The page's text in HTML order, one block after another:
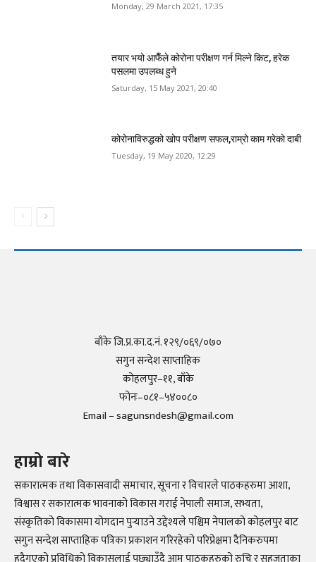
Monday, 29 March 2021, 17:35
तयार भयो आफैँले कोरोना परीक्षण गर्न मिल्ने किट, हरेक
पसलमा उपलब्ध हुने
Saturday, 15 May 2021, 20:40
कोरोनाविरुद्धको खोप परीक्षण सफल,राम्रो काम गरेको दाबी
Tuesday, 19 May 2020, 12:29
बाँके जि.प्र.का.द.नं. १२९/०६९/०७०
सगुन सन्देश साप्ताहिक
कोहलपुर–११, बाँके
फोनः–०८१–५४००८०
Email – sagunsndesh@gmail.com
हाम्रो बारे
सकारात्मक तथा विकासवादी समाचार, सूचना र विचारले पाठकहरुमा आशा,
विश्वास र सकारात्मक भावनाको विकास गराई नेपाली समाज, सभ्यता,
संस्कृतिको विकासमा योगदान पुर्‍याउने उद्देश्यले पश्चिम नेपालको कोहलपुर बाट
सगुन सन्देश साप्ताहिक पत्रिका प्रकाशन गरिरहेको परिप्रेक्षमा दैनिकरुपमा